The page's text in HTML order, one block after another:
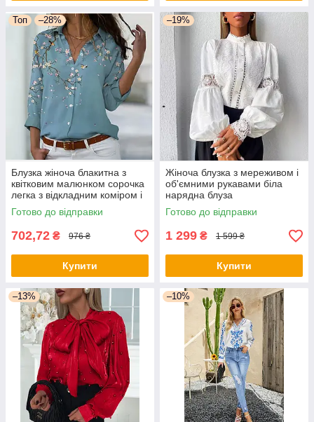
Топ –28%
Блузка жіноча блакитна з
квітковим малюнком сорочка
легка з відкладним коміром і
довгим рукавом
Готово до відправки
702,72 ₴ 976 ₴
Купити
–19%
Жіноча блузка з мереживом і
об'ємними рукавами біла
нарядна блуза
Готово до відправки
1 299 ₴ 1 599 ₴
Купити
–13% –10%